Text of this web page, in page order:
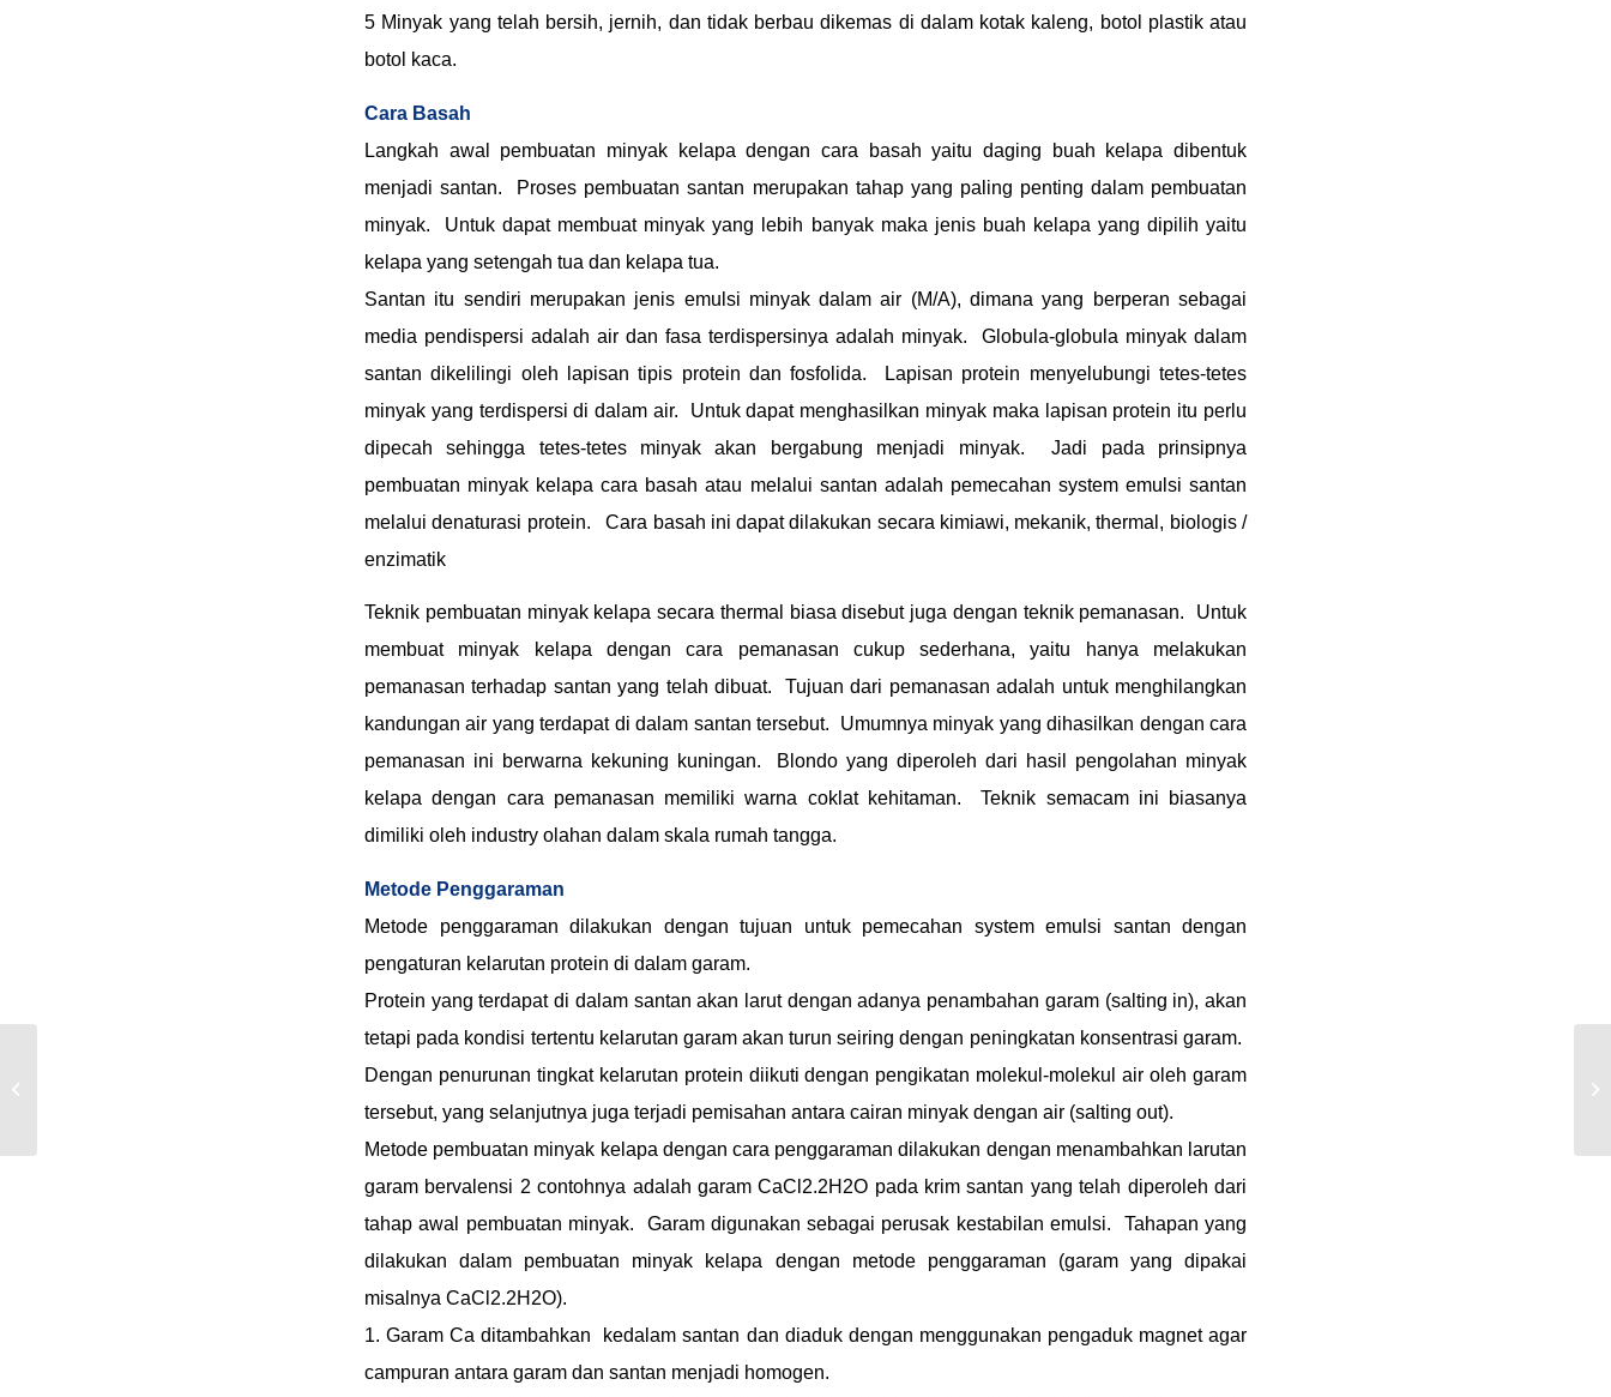
5 Minyak yang telah bersih, jernih, dan tidak berbau dikemas di dalam kotak kaleng, botol plastik atau
botol kaca.
Cara Basah
Langkah awal pembuatan minyak kelapa dengan cara basah yaitu daging buah kelapa dibentuk
menjadi santan. Proses pembuatan santan merupakan tahap yang paling penting dalam pembuatan
minyak. Untuk dapat membuat minyak yang lebih banyak maka jenis buah kelapa yang dipilih yaitu
kelapa yang setengah tua dan kelapa tua.
Santan itu sendiri merupakan jenis emulsi minyak dalam air (M/A), dimana yang berperan sebagai
media pendispersi adalah air dan fasa terdispersinya adalah minyak. Globula-globula minyak dalam
santan dikelilingi oleh lapisan tipis protein dan fosfolida. Lapisan protein menyelubungi tetes-tetes
minyak yang terdispersi di dalam air. Untuk dapat menghasilkan minyak maka lapisan protein itu perlu
dipecah sehingga tetes-tetes minyak akan bergabung menjadi minyak. Jadi pada prinsipnya
pembuatan minyak kelapa cara basah atau melalui santan adalah pemecahan system emulsi santan
melalui denaturasi protein. Cara basah ini dapat dilakukan secara kimiawi, mekanik, thermal, biologis /
enzimatik
Teknik pembuatan minyak kelapa secara thermal biasa disebut juga dengan teknik pemanasan. Untuk
membuat minyak kelapa dengan cara pemanasan cukup sederhana, yaitu hanya melakukan
pemanasan terhadap santan yang telah dibuat. Tujuan dari pemanasan adalah untuk menghilangkan
kandungan air yang terdapat di dalam santan tersebut. Umumnya minyak yang dihasilkan dengan cara
pemanasan ini berwarna kekuning kuningan. Blondo yang diperoleh dari hasil pengolahan minyak
kelapa dengan cara pemanasan memiliki warna coklat kehitaman. Teknik semacam ini biasanya
dimiliki oleh industry olahan dalam skala rumah tangga.
Metode Penggaraman
Metode penggaraman dilakukan dengan tujuan untuk pemecahan system emulsi santan dengan
pengaturan kelarutan protein di dalam garam.
Protein yang terdapat di dalam santan akan larut dengan adanya penambahan garam (salting in), akan
tetapi pada kondisi tertentu kelarutan garam akan turun seiring dengan peningkatan konsentrasi garam.
Dengan penurunan tingkat kelarutan protein diikuti dengan pengikatan molekul-molekul air oleh garam
tersebut, yang selanjutnya juga terjadi pemisahan antara cairan minyak dengan air (salting out).
Metode pembuatan minyak kelapa dengan cara penggaraman dilakukan dengan menambahkan larutan
garam bervalensi 2 contohnya adalah garam CaCl2.2H2O pada krim santan yang telah diperoleh dari
tahap awal pembuatan minyak. Garam digunakan sebagai perusak kestabilan emulsi. Tahapan yang
dilakukan dalam pembuatan minyak kelapa dengan metode penggaraman (garam yang dipakai
misalnya CaCl2.2H2O).
1. Garam Ca ditambahkan kedalam santan dan diaduk dengan menggunakan pengaduk magnet agar
campuran antara garam dan santan menjadi homogen.